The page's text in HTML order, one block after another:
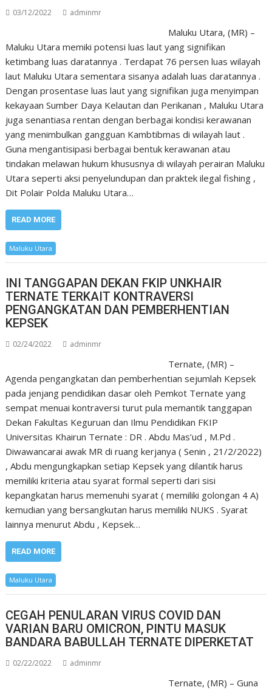
03/12/2022 adminmr
Maluku Utara, (MR) –
Maluku Utara memiki potensi luas laut yang signifikan
ketimbang luas daratannya . Terdapat 76 persen luas wilayah
laut Maluku Utara sementara sisanya adalah luas daratannya .
Dengan prosentase luas laut yang signifikan juga menyimpan
kekayaan Sumber Daya Kelautan dan Perikanan , Maluku Utara
juga senantiasa rentan dengan berbagai kondisi kerawanan
yang menimbulkan gangguan Kambtibmas di wilayah laut .
Guna mengantisipasi berbagai bentuk kerawanan atau
tindakan melawan hukum khususnya di wilayah perairan Maluku
Utara seperti aksi penyelundupan dan praktek ilegal fishing ,
Dit Polair Polda Maluku Utara…
READ MORE
Maluku Utara
INI TANGGAPAN DEKAN FKIP UNKHAIR
TERNATE TERKAIT KONTRAVERSI
PENGANGKATAN DAN PEMBERHENTIAN
KEPSEK
02/24/2022 adminmr
Ternate, (MR) –
Agenda pengangkatan dan pemberhentian sejumlah Kepsek
pada jenjang pendidikan dasar oleh Pemkot Ternate yang
sempat menuai kontraversi turut pula memantik tanggapan
Dekan Fakultas Keguruan dan Ilmu Pendidikan FKIP
Universitas Khairun Ternate : DR . Abdu Mas’ud , M.Pd .
Diwawancarai awak MR di ruang kerjanya ( Senin , 21/2/2022)
, Abdu mengungkapkan setiap Kepsek yang dilantik harus
memiliki kriteria atau syarat formal seperti dari sisi
kepangkatan harus memenuhi syarat ( memiliki golongan 4 A)
kemudian yang bersangkutan harus memiliki NUKS . Syarat
lainnya menurut Abdu , Kepsek…
READ MORE
Maluku Utara
CEGAH PENULARAN VIRUS COVID DAN
VARIAN BARU OMICRON, PINTU MASUK
BANDARA BABULLAH TERNATE DIPERKETAT
02/22/2022 adminmr
Ternate, (MR) – Guna